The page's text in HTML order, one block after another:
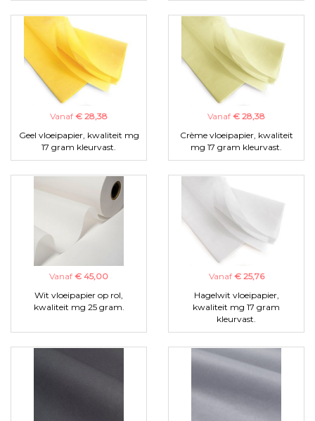
Vanaf € 28,38
Geel vloeipapier, kwaliteit mg
17 gram kleurvast.
Vanaf € 28,38
Crème vloeipapier, kwaliteit
mg 17 gram kleurvast.
Vanaf € 45,00
Wit vloeipapier op rol,
kwaliteit mg 25 gram.
Vanaf € 25,76
Hagelwit vloeipapier,
kwaliteit mg 17 gram
kleurvast.